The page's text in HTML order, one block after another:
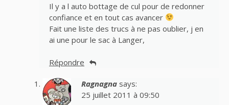
Il y a l auto bottage de cul pour de redonner
confiance et en tout cas avancer
Fait une liste des trucs à ne pas oublier, j en
ai une pour le sac à Langer,
Répondre
Ragnagna says:
25 juillet 2011 à 09:50